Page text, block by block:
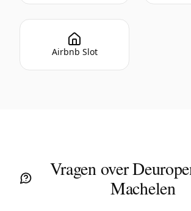
Airbnb Slot
Vragen over
Machelen